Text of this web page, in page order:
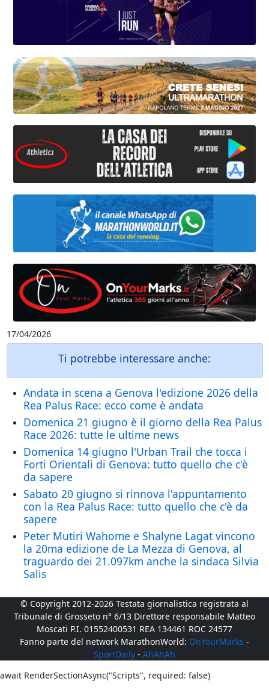
17/04/2026
Ti potrebbe interessare anche:
Andata in scena a Genova l'edizione 2026 della
Rea Palus Race: ecco come è andata
Domenica 21 giugno è il giorno della Rea Palus
Race 2026: tutte le ultime news
Domenica 14 giugno l'Urban Trail che tocca i
Forti Orientali di Genova: tutto quello che c'è
da sapere
Sabato 20 giugno si rinnova l'appuntamento
con la Rea Palus Race: tutto quello che c'è da
sapere
Peter Mutiri Wahome e Shalyne Lagat vincono
la 20ma edizione de La Mezza di Genova, al
traguardo dei 21.097km anche la sindaca Silvia
Salis
© Copyright 2012-2026 Testata giornalistica registrata al
Tribunale di Grosseto n° 6/13 Direttore responsabile Matteo
Moscati P.I. 01552400531 REA 134461 ROC 24577
Fanno parte del network MarathonWorld: OnYourMarks -
SportDaily - AhAhAh
await RenderSectionAsync("Scripts", required: false)